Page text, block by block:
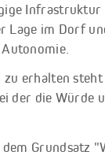
Lage im Dorf
zu erhalten
der die
Grundsatz